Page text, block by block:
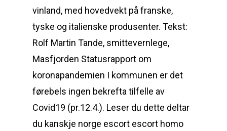
vinland, med hovedvekt på franske,
tyske og italienske produsenter. Tekst:
Rolf Martin Tande, smittevernlege,
Masfjorden Statusrapport om
koronapandemien I kommunen er det
førebels ingen bekrefta tilfelle av
Covid19 (pr.12.4.). Leser du dette deltar
du kanskje norge escort escort homo